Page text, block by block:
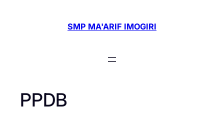
SMP MA'ARIF IMOGIRI
PPDB